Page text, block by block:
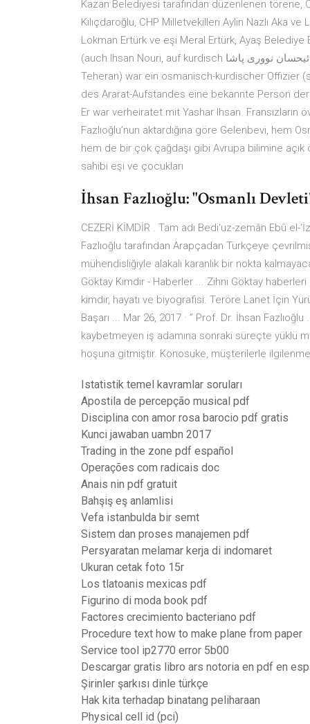
Kazan Belediyesi tarafından düzenlenen törene,
Kılıçdaroğlu, CHP Milletvekilleri Aylin Nazlı Aka
Lokman Ertürk ve eşi Meral Ertürk, Ayaş
(auch Ihsan Nouri, auf kurdisch ئیحسان نووری پاشا Îhsan Nûrî Paşa; * 1892 oder 1893 in Bitlis; † 25. März 1976
Teheran) war ein osmanisch-kurdischer Offizier
des Ararat-Aufstandes eine bekannte Person
Er war verheiratet mit Yashar Ihsan. Fransızların
Fazlıoğlu’nun aktardığına göre Gelenbevi, hem
hem de bir çok çağdaşı gibi Avrupa bilimine
sahibi eşi ve çocukları
İhsan Fazlıoğlu: "Osmanlı
CEZERİ KİMDİR . Tam adı Bedi‘uz-zemân Ebû el-
Fazlıoğlu tarafından Arapçadan Türkçeye
mühendisliğiyle alakalı karanlık bir nokta
Göktay Kimdir - Haberler ... Zihni Göktay
kimdir, hayatı ve biyografisi. Teröre Lanet İçin
Başarı ... Mar 26, 2017 · ” Prof. Dr. İhsan
kaybetmeyen iş adamına sonraki süreçte yüklü
hoşuna gitmiştir. Konosuke, müşterilerle
Istatistik temel kavramlar soruları
Apostila de percepção musical pdf
Disciplina con amor rosa barocio pdf gratis
Kunci jawaban uambn 2017
Trading in the zone pdf español
Operações com radicais doc
Anais nin pdf gratuit
Bahşiş eş anlamlisi
Vefa istanbulda bir semt
Sistem dan proses manajemen pdf
Persyaratan melamar kerja di indomaret
Ukuran cetak foto 15r
Los tlatoanis mexicas pdf
Figurino di moda book pdf
Factores crecimiento bacteriano pdf
Procedure text how to make plane from paper
Service tool ip2770 error 5b00
Descargar gratis libro ars notoria en pdf en
Şirinler şarkısı dinle türkçe
Hak kita terhadap binatang peliharaan
Physical cell id (pci)